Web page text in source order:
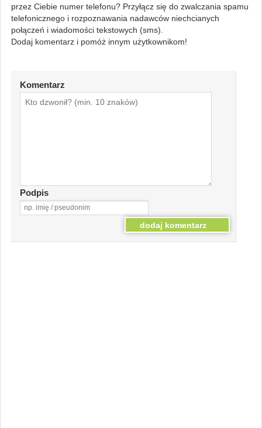
przez Ciebie numer telefonu? Przyłącz się do zwalczania spamu
telefonicznego i rozpoznawania nadawców niechcianych
połączeń i wiadomości tekstowych (sms).
Dodaj komentarz i pomóż innym użytkownikom!
Komentarz
Podpis